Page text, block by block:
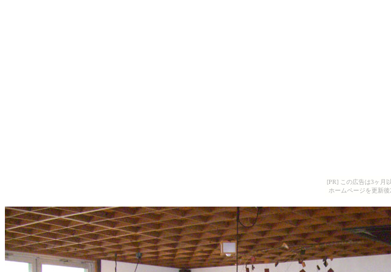
[PR] この広告は3ヶ月
ホームページを更新後